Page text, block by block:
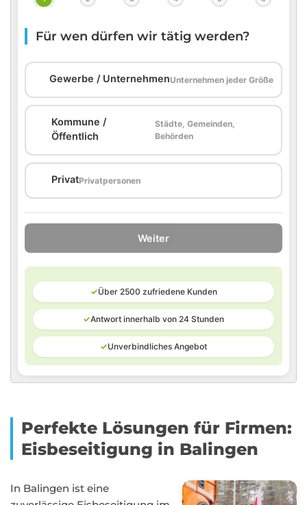
Für wen dürfen wir tätig werden?
Gewerbe / UnternehmenUnternehmen jeder Größe
Kommune /
Öffentlich
Städte, Gemeinden,
Behörden
PrivatPrivatpersonen
Weiter
✓Über 2500 zufriedene Kunden
✓Antwort innerhalb von 24 Stunden
✓Unverbindliches Angebot
Perfekte Lösungen für Firmen:
Eisbeseitigung in Balingen
In Balingen ist eine